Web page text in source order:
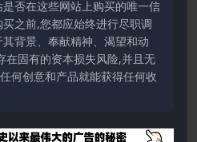
否在这些网站上购买的唯一信
之前,您都应始终进行尽职调
背景、奉献精神、渴望和动
在固有的资本损失风险,并且无
何创意和产品就能获得任何收